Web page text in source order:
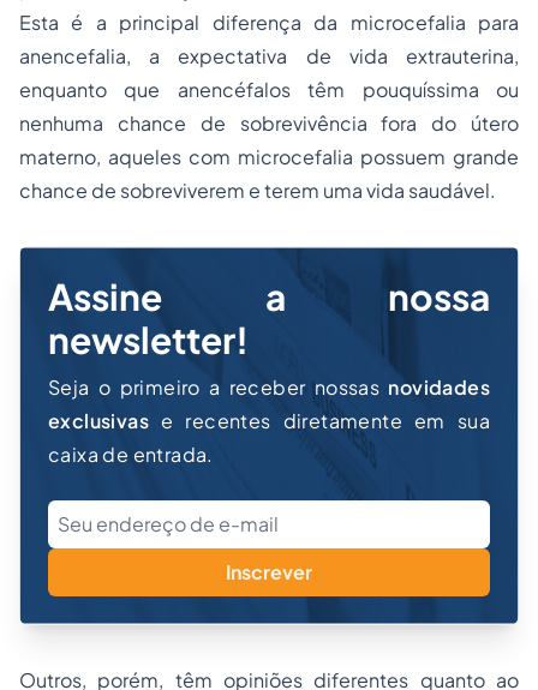
Esta é a principal diferença da microcefalia para
anencefalia, a expectativa de vida extrauterina,
enquanto que anencéfalos têm pouquíssima ou
nenhuma chance de sobrevivência fora do útero
materno, aqueles com microcefalia possuem grande
chance de sobreviverem e terem uma vida saudável.
Assine a nossa
newsletter!
Seja o primeiro a receber nossas novidades
exclusivas e recentes diretamente em sua
caixa de entrada.
Inscrever
Outros, porém, têm opiniões diferentes quanto ao